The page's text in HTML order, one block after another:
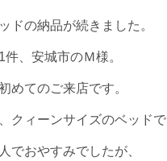
ドの納品が続きました。
件、安城市のＭ様。
めてのご来店です。
クィーンサイズのベッドで
でおやすみでしたが、